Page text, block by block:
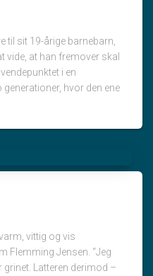
til sit 19-årige barnebarn,
vide, at han fremover skal
i en
hvor den ene
vittig og vis
Flemming Jensen. “Jeg
Latteren derimod –